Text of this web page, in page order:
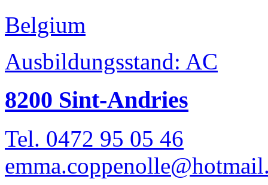
Belgium
Ausbildungsstand: AC
8200 Sint-Andries
Tel. 0472 95 05 46